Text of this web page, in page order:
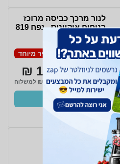
לנור מרכך כביסה מרוכז
בניחוח אוקיינוס - נפח 819
מ''ל
מחיר מיוחד
15 ₪
₪15 למשלוח
קנו עכשיו
ב- Zap